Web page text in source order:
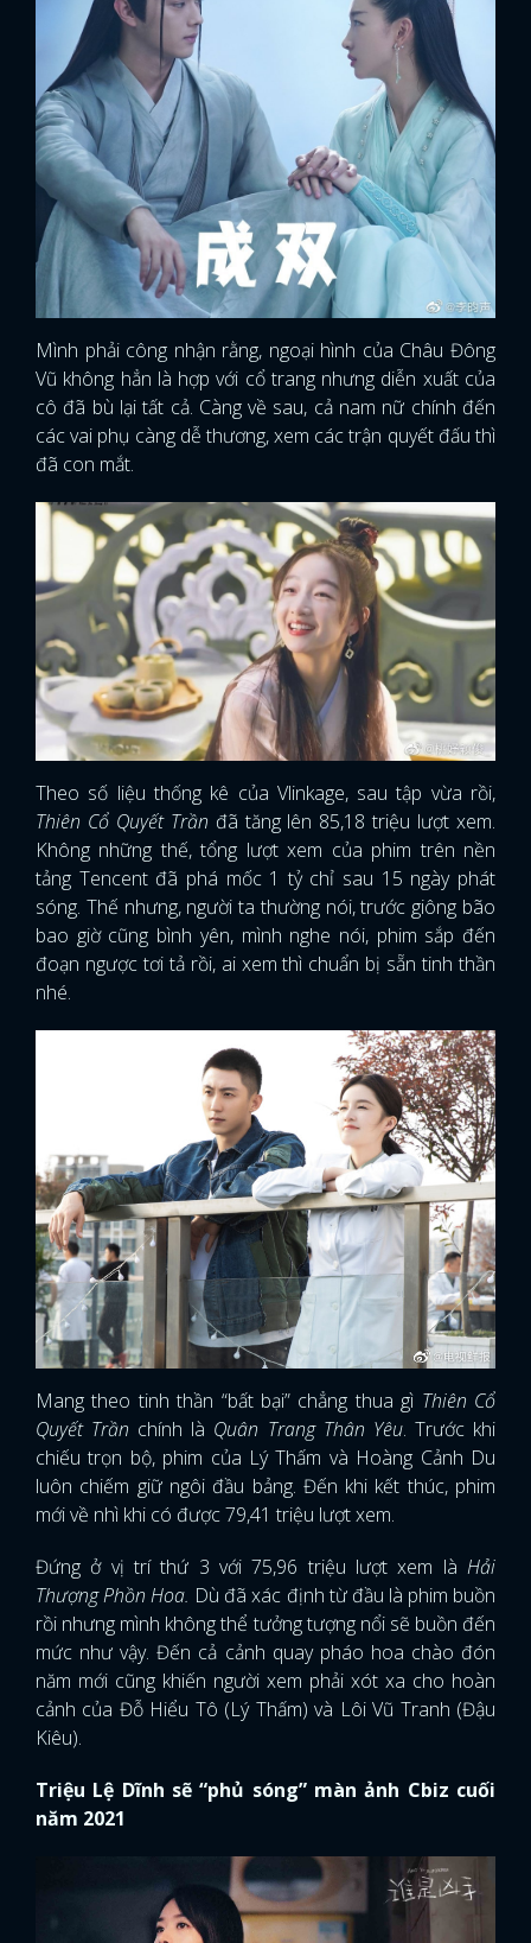
Mình phải công nhận rằng, ngoại hình của Châu Đông
Vũ không hẳn là hợp với cổ trang nhưng diễn xuất của
cô đã bù lại tất cả. Càng về sau, cả nam nữ chính đến
các vai phụ càng dễ thương, xem các trận quyết đấu thì
đã con mắt.
Theo số liệu thống kê của Vlinkage, sau tập vừa rồi,
Thiên Cổ Quyết Trần đã tăng lên 85,18 triệu lượt xem.
Không những thế, tổng lượt xem của phim trên nền
tảng Tencent đã phá mốc 1 tỷ chỉ sau 15 ngày phát
sóng. Thế nhưng, người ta thường nói, trước giông bão
bao giờ cũng bình yên, mình nghe nói, phim sắp đến
đoạn ngược tơi tả rồi, ai xem thì chuẩn bị sẵn tinh thần
nhé.
Mang theo tinh thần “bất bại” chẳng thua gì Thiên Cổ
Quyết Trần chính là Quân Trang Thân Yêu. Trước khi
chiếu trọn bộ, phim của Lý Thấm và Hoàng Cảnh Du
luôn chiếm giữ ngôi đầu bảng. Đến khi kết thúc, phim
mới về nhì khi có được 79,41 triệu lượt xem.
Đứng ở vị trí thứ 3 với 75,96 triệu lượt xem là Hải
Thượng Phồn Hoa. Dù đã xác định từ đầu là phim buồn
rồi nhưng mình không thể tưởng tượng nổi sẽ buồn đến
mức như vậy. Đến cả cảnh quay pháo hoa chào đón
năm mới cũng khiến người xem phải xót xa cho hoàn
cảnh của Đỗ Hiểu Tô (Lý Thấm) và Lôi Vũ Tranh (Đậu
Kiêu).
Triệu Lệ Dĩnh sẽ “phủ sóng” màn ảnh Cbiz cuối
năm 2021